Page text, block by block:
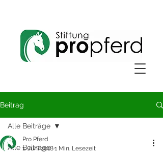
Beitrag
Alle Beiträge
Alle Beiträge
Pro Pferd
1. Juni 20181 Min. Lesezeit